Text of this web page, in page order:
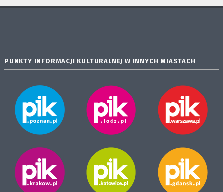
PUNKTY INFORMACJI KULTURALNEJ W INNYCH MIASTACH